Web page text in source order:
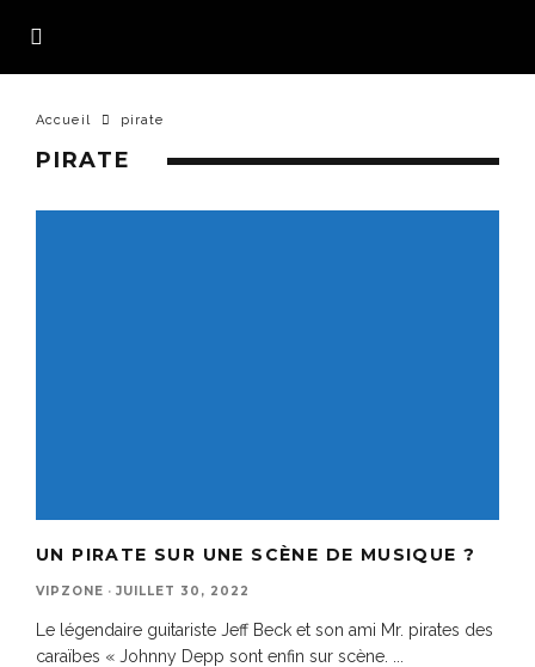
Accueil pirate
PIRATE
UN PIRATE SUR UNE SCÈNE DE MUSIQUE ?
VIPZONE · JUILLET 30, 2022
Le légendaire guitariste Jeff Beck et son ami Mr. pirates des
caraïbes « Johnny Depp sont enfin sur scène.